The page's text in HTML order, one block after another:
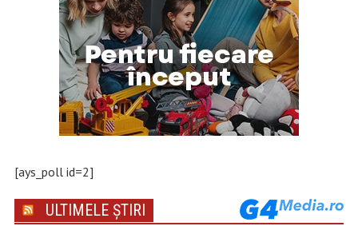
[ays_poll id=2]
ULTIMELE ȘTIRI